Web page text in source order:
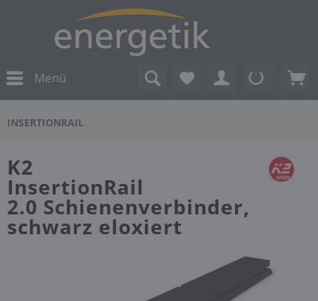
Menü
INSERTIONRAIL
K2
InsertionRail
2.0 Schienenverbinder,
schwarz eloxiert